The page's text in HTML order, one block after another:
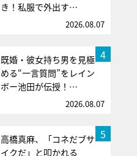
き！私服で外出す…
2026.08.07
4
既婚・彼女持ち男を見極
める“一言質問”をレイン
ボー池田が伝授！…
2026.08.07
5
高橋真麻、「コネだブサ
イクだ」と叩かれる